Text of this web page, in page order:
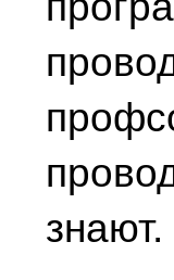
знают.